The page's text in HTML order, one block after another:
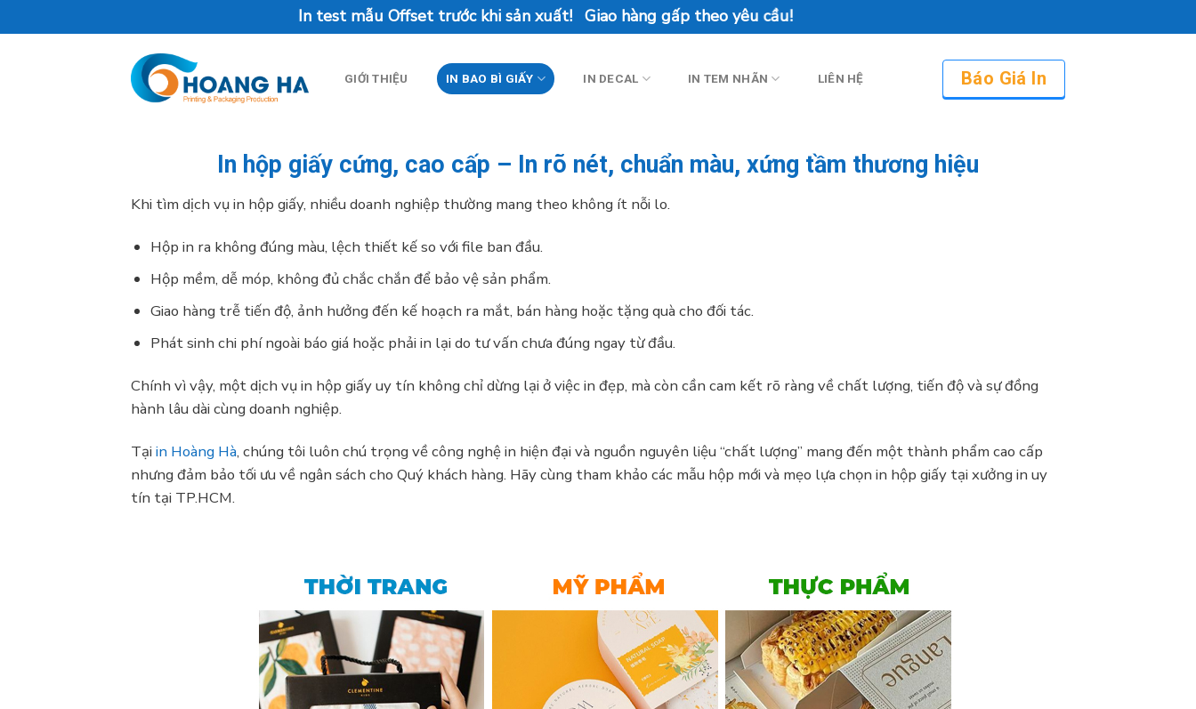
to
In test mẫu Offset trước khi sản xuất! Giao hàng gấp theo yêu cầu!
GIỚI THIỆU IN BAO BÌ GIẤY IN DECAL IN TEM NHÃN LIÊN HỆ Báo Giá In
In hộp giấy cứng, cao cấp – In rõ nét, chuẩn màu, xứng tầm thương hiệu
Khi tìm dịch vụ in hộp giấy, nhiều doanh nghiệp thường mang theo không ít nỗi lo.
Hộp in ra không đúng màu, lệch thiết kế so với file ban đầu.
Hộp mềm, dễ móp, không đủ chắc chắn để bảo vệ sản phẩm.
Giao hàng trễ tiến độ, ảnh hưởng đến kế hoạch ra mắt, bán hàng hoặc tặng quà cho đối tác.
Phát sinh chi phí ngoài báo giá hoặc phải in lại do tư vấn chưa đúng ngay từ đầu.
Chính vì vậy, một dịch vụ in hộp giấy uy tín không chỉ dừng lại ở việc in đẹp, mà còn cần cam kết rõ ràng về chất lượng, tiến độ và sự đồng
hành lâu dài cùng doanh nghiệp.
Tại in Hoàng Hà, chúng tôi luôn chú trọng về công nghệ in hiện đại và nguồn nguyên liệu “chất lượng” mang đến một thành phẩm cao cấp
nhưng đảm bảo tối ưu về ngân sách cho Quý khách hàng. Hãy cùng tham khảo các mẫu hộp mới và mẹo lựa chọn in hộp giấy tại xưởng in uy
tín tại TP.HCM.